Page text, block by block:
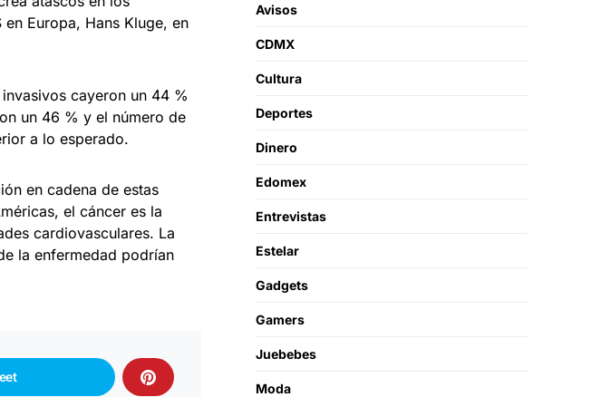
Europa, Hans Kluge, en
cayeron un 44 %
un 46 % y el número de
a lo esperado.
en cadena de estas
el cáncer es la
cardiovasculares. La
la enfermedad podrían
Avisos
CDMX
Cultura
Deportes
Dinero
Edomex
Entrevistas
Estelar
Gadgets
Gamers
Juebebes
Moda